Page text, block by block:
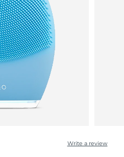
Write a review